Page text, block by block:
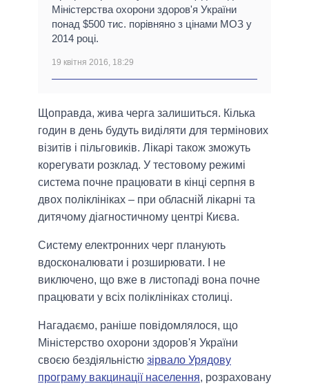
Міністерства охорони здоров'я України
понад $500 тис. порівняно з цінами МОЗ у
2014 році.
19 квітня 2016, 18:29
Щоправда, жива черга залишиться. Кілька
годин в день будуть виділяти для термінових
візитів і пільговиків. Лікарі також зможуть
корегувати розклад. У тестовому режимі
система почне працювати в кінці серпня в
двох поліклініках – при обласній лікарні та
дитячому діагностичному центрі Києва.
Систему електронних черг планують
вдосконалювати і розширювати. І не
виключено, що вже в листопаді вона почне
працювати у всіх поліклініках столиці.
Нагадаємо, раніше повідомлялося, що
Міністерство охорони здоров'я України
своєю бездіяльністю зірвало Урядову
програму вакцинації населення, розраховану